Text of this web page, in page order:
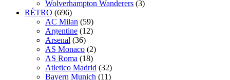
Wolverhampton Wanderers (3)
RÉTRO (696)
AC Milan (59)
Argentine (12)
Arsenal (36)
AS Monaco (2)
AS Roma (18)
Atletico Madrid (32)
Bayern Munich (11)